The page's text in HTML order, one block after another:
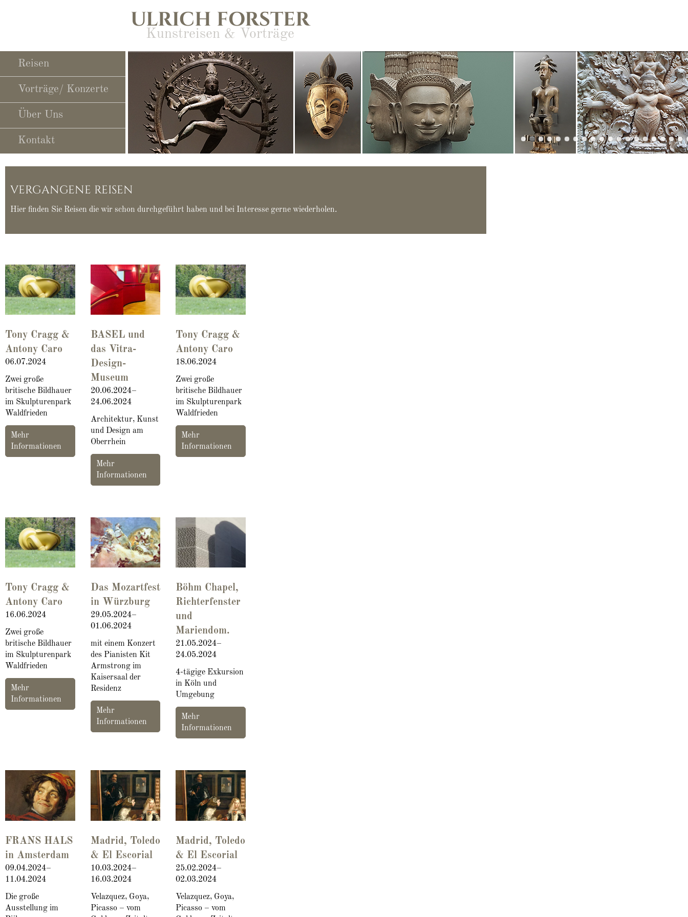
ULRICH FORSTER
Kunstreisen & Vorträge
slide29
slide28
slide27
slide25slide23
slide10 slide06
slide13
slide16
slide05
slide15
slide17
slide18
slide20
slide02slide01
Navigation
überspringen
Reisen
Vorträge/ Konzerte
Über Uns
Kontakt
VERGANGENE REISEN
Hier finden Sie Reisen die wir schon durchgeführt haben und bei Interesse gerne wiederholen.
Tony Cragg &
Antony Caro
06.07.2024
Zwei große
britische Bildhauer
im Skulpturenpark
Waldfrieden
Mehr
Informationen
BASEL und
das Vitra-
Design-
Museum
20.06.2024–
24.06.2024
Architektur, Kunst
und Design am
Oberrhein
Mehr
Informationen
Tony Cragg &
Antony Caro
18.06.2024
Zwei große
britische Bildhauer
im Skulpturenpark
Waldfrieden
Mehr
Informationen
Tony Cragg &
Antony Caro
16.06.2024
Zwei große
britische Bildhauer
im Skulpturenpark
Waldfrieden
Mehr
Informationen
Das Mozartfest
in Würzburg
29.05.2024–
01.06.2024
mit einem Konzert
des Pianisten Kit
Armstrong im
Kaisersaal der
Residenz
Mehr
Informationen
Böhm Chapel,
Richterfenster
und
Mariendom.
21.05.2024–
24.05.2024
4-tägige Exkursion
in Köln und
Umgebung
Mehr
Informationen
FRANS HALS
in Amsterdam
09.04.2024–
11.04.2024
Die große
Ausstellung im
Madrid, Toledo
& El Escorial
10.03.2024–
16.03.2024
Velazquez, Goya,
Picasso – vom
Madrid, Toledo
& El Escorial
25.02.2024–
02.03.2024
Velazquez, Goya,
Picasso – vom